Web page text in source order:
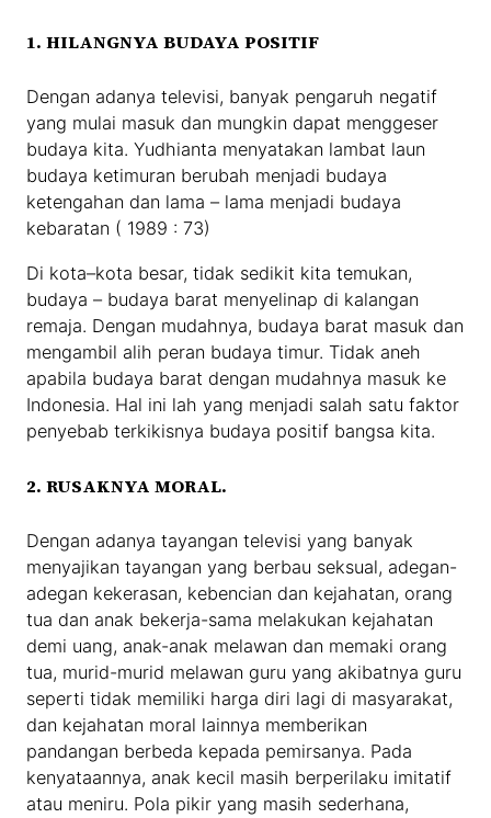
1. HILANGNYA BUDAYA POSITIF
Dengan adanya televisi, banyak pengaruh negatif
yang mulai masuk dan mungkin dapat menggeser
budaya kita. Yudhianta menyatakan lambat laun
budaya ketimuran berubah menjadi budaya
ketengahan dan lama – lama menjadi budaya
kebaratan ( 1989 : 73)
Di kota–kota besar, tidak sedikit kita temukan,
budaya – budaya barat menyelinap di kalangan
remaja. Dengan mudahnya, budaya barat masuk dan
mengambil alih peran budaya timur. Tidak aneh
apabila budaya barat dengan mudahnya masuk ke
Indonesia. Hal ini lah yang menjadi salah satu faktor
penyebab terkikisnya budaya positif bangsa kita.
2. RUSAKNYA MORAL.
Dengan adanya tayangan televisi yang banyak
menyajikan tayangan yang berbau seksual, adegan-
adegan kekerasan, kebencian dan kejahatan, orang
tua dan anak bekerja-sama melakukan kejahatan
demi uang, anak-anak melawan dan memaki orang
tua, murid-murid melawan guru yang akibatnya guru
seperti tidak memiliki harga diri lagi di masyarakat,
dan kejahatan moral lainnya memberikan
pandangan berbeda kepada pemirsanya. Pada
kenyataannya, anak kecil masih berperilaku imitatif
atau meniru. Pola pikir yang masih sederhana,